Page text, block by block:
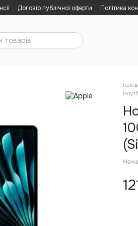
Договір публічної оферти Політика